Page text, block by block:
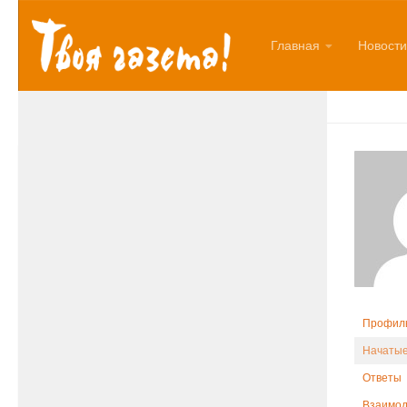
Перейти к содержимому
Главная
Новости
Ответы